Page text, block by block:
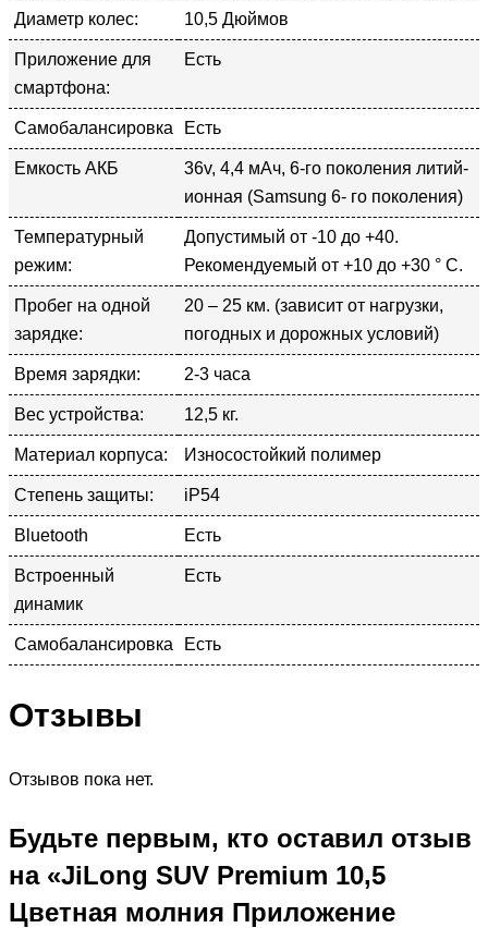
Диаметр колес: 10,5 Дюймов
Приложение для
смартфона:
Есть
Самобалансировка Есть
Емкость АКБ
36v, 4,4 мАч, 6-го поколения литий-
ионная (Samsung 6- го поколения)
Температурный
режим:
Допустимый от -10 до +40.
Рекомендуемый от +10 до +30 ° С.
Пробег на одной
зарядке:
20 – 25 км. (зависит от нагрузки,
погодных и дорожных условий)
Время зарядки: 2-3 часа
Вес устройства: 12,5 кг.
Материал корпуса: Износостойкий полимер
Степень защиты: iP54
Bluetooth Есть
Встроенный
динамик
Есть
Самобалансировка Есть
Отзывы
Отзывов пока нет.
Будьте первым, кто оставил отзыв
на «JiLong SUV Premium 10,5
Цветная молния Приложение